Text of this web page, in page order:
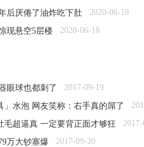
后厌倦了油炸吃下肚 2020-06-18
现悬空5层楼 2020-06-18
眼球也都刺了 2017-09-19
水泡 网友笑称：右手真的屌了
毛超逼真 一定要背正面才够狂
万大钞塞爆 2017-09-20